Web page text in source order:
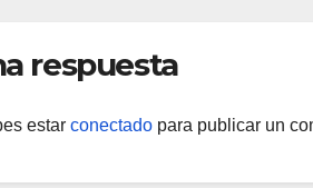
respuesta
estar conectado para publicar un